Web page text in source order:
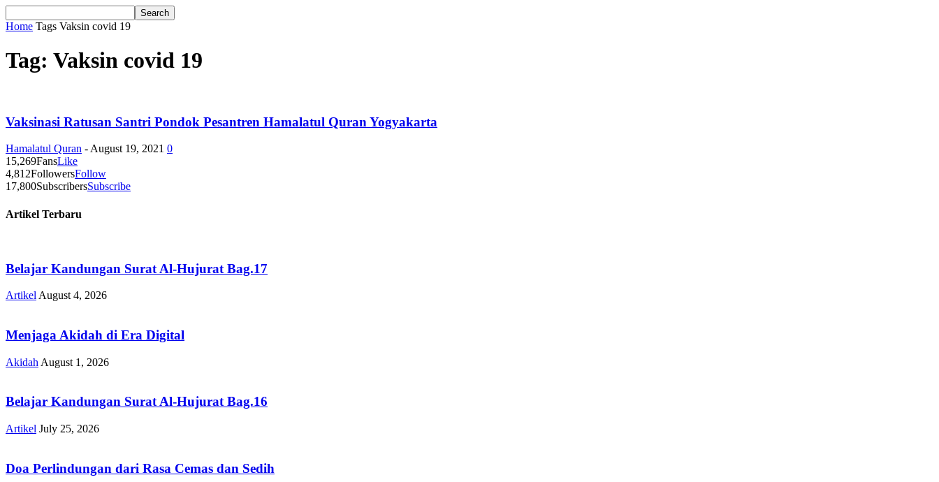
Home Tags Vaksin covid 19
Tag: Vaksin covid 19
Vaksinasi Ratusan Santri Pondok Pesantren Hamalatul Quran Yogyakarta
Hamalatul Quran - August 19, 2021 0
15,269FansLike
4,812FollowersFollow
17,800SubscribersSubscribe
Artikel Terbaru
Belajar Kandungan Surat Al-Hujurat Bag.17
Artikel August 4, 2026
Menjaga Akidah di Era Digital
Akidah August 1, 2026
Belajar Kandungan Surat Al-Hujurat Bag.16
Artikel July 25, 2026
Doa Perlindungan dari Rasa Cemas dan Sedih